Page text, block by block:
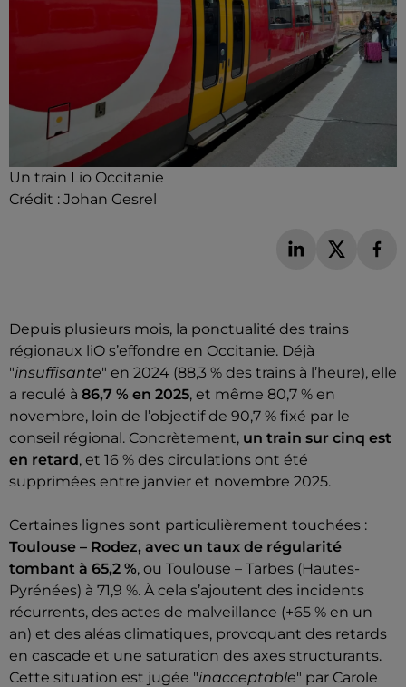
Un train Lio Occitanie
Crédit : Johan Gesrel
Depuis plusieurs mois, la ponctualité des trains
régionaux liO s’effondre en Occitanie. Déjà
"insuffisante" en 2024 (88,3 % des trains à l’heure), elle
a reculé à 86,7 % en 2025, et même 80,7 % en
novembre, loin de l’objectif de 90,7 % fixé par le
conseil régional. Concrètement, un train sur cinq est
en retard, et 16 % des circulations ont été
supprimées entre janvier et novembre 2025.
Certaines lignes sont particulièrement touchées :
Toulouse – Rodez, avec un taux de régularité
tombant à 65,2 %, ou Toulouse – Tarbes (Hautes-
Pyrénées) à 71,9 %. À cela s’ajoutent des incidents
récurrents, des actes de malveillance (+65 % en un
an) et des aléas climatiques, provoquant des retards
en cascade et une saturation des axes structurants.
Cette situation est jugée "inacceptable" par Carole